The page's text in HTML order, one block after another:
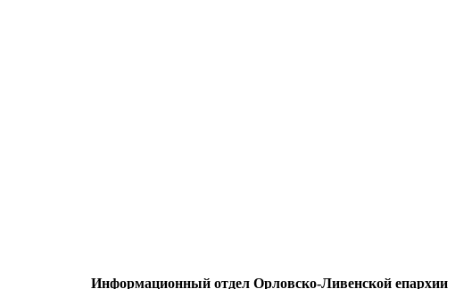
Информационный отдел Орловско-Ливенской епархии